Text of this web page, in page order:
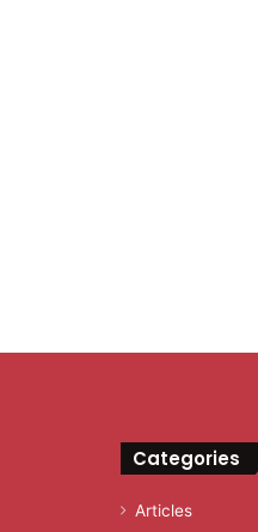
Categories
Articles